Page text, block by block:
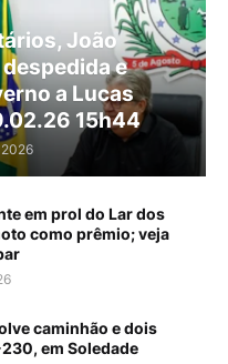
João
e
a Lucas
15h44
em prol do Lar dos
como prêmio; veja
caminhão e dois
em Soledade